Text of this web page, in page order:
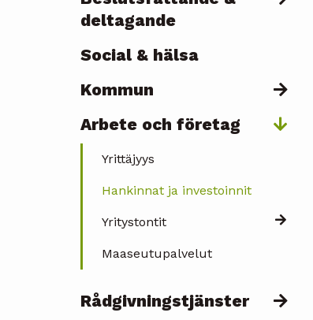
deltagande
Social & hälsa
Kommun
Arbete och företag
Yrittäjyys
Hankinnat ja investoinnit
Yritystontit
Maaseutupalvelut
Rådgivningstjänster